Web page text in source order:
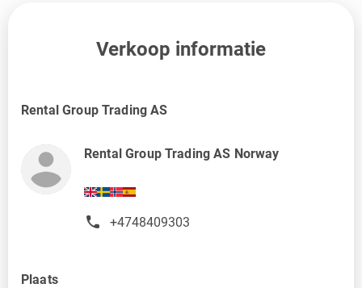
Verkoop informatie
Rental Group Trading AS
Rental Group Trading AS Norway
+4748409303
Plaats